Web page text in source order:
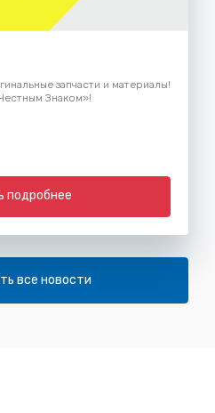
запчасти и материалы!
Знаком»!
подробнее
все новости